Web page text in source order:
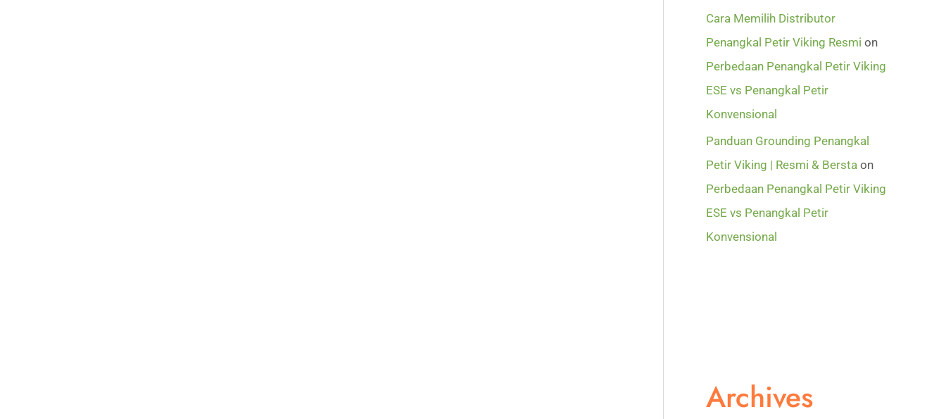
Cara Memilih Distributor
Penangkal Petir Viking Resmi on
Perbedaan Penangkal Petir Viking
ESE vs Penangkal Petir
Konvensional
Panduan Grounding Penangkal
Petir Viking | Resmi & Bersta on
Perbedaan Penangkal Petir Viking
ESE vs Penangkal Petir
Konvensional
Archives